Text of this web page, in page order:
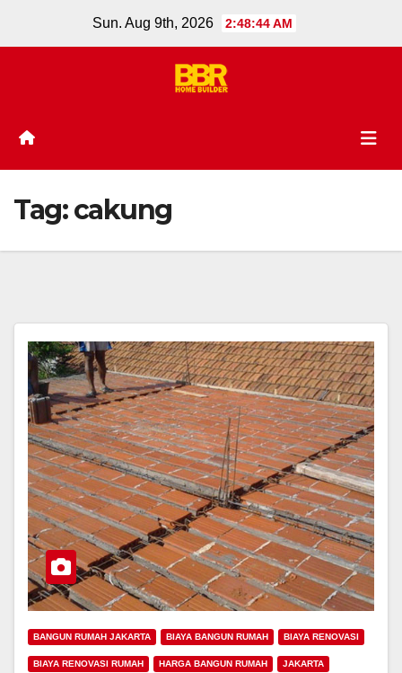
Sun. Aug 9th, 2026 2:48:45 AM
Tag:cakung
BANGUN RUMAH JAKARTA BIAYA BANGUN RUMAH BIAYA RENOVASI
BIAYA RENOVASI RUMAH HARGA BANGUN RUMAH JAKARTA